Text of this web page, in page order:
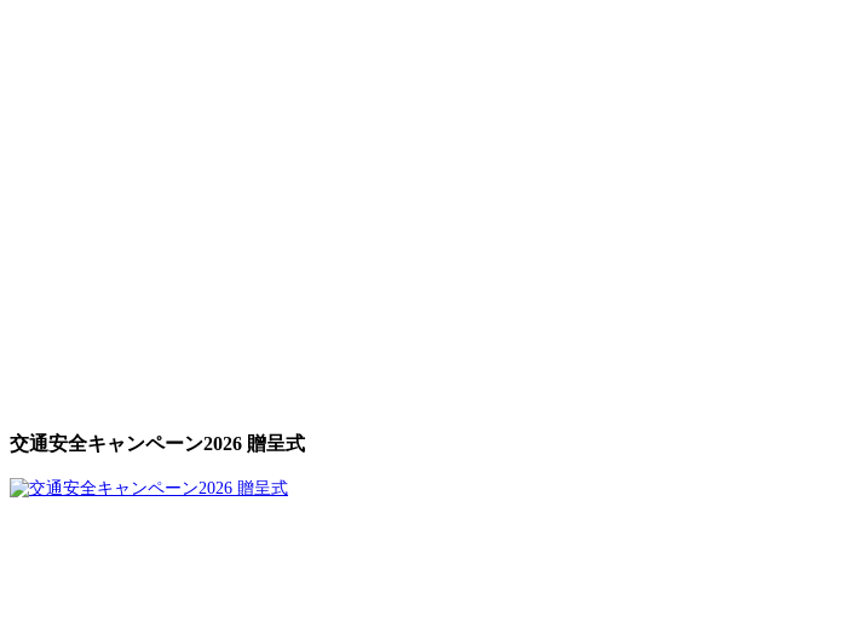
交通安全キャンペーン2026 贈呈式